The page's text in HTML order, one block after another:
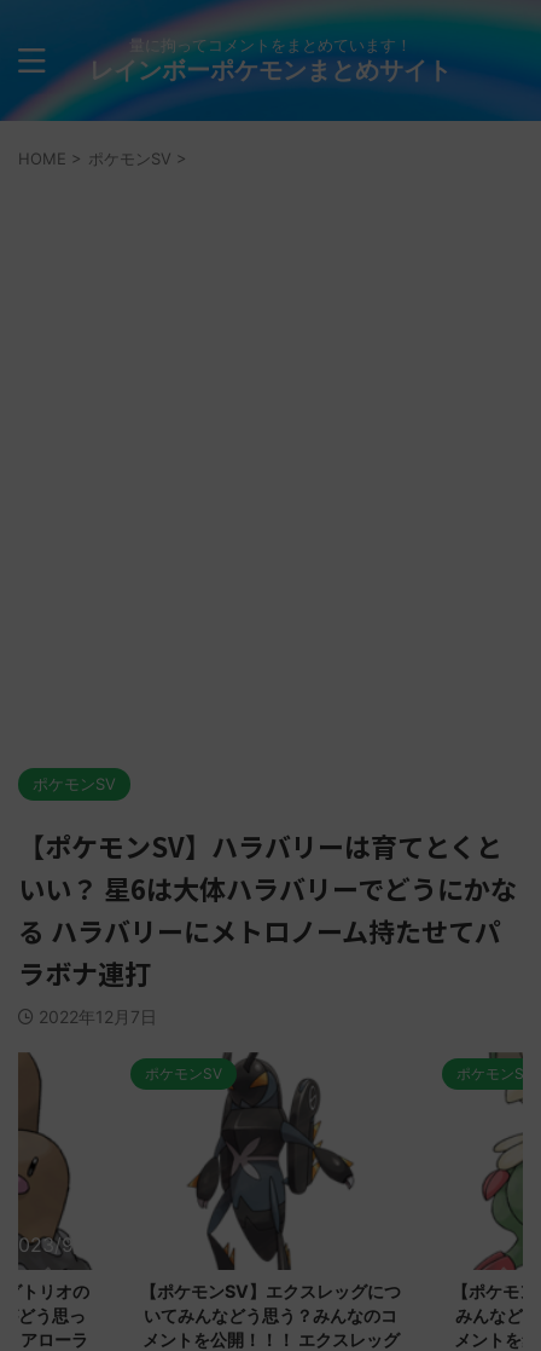
量に拘ってコメントをまとめています！
レインボーポケモンまとめサイト
HOME > ポケモンSV >
ポケモンSV
【ポケモンSV】ハラバリーは育てとくと
いい？ 星6は大体ハラバリーでどうにかな
る ハラバリーにメトロノーム持たせてパ
ラボナ連打
2022年12月7日
2023/9/8
トリオの
どう思っ
アローラ
ポケモンSV
【ポケモンSV】エクスレッグにつ
いてみんなどう思う？みんなのコ
メントを公開！！！ エクスレッグ
ポケモンSV
【ポケモ
みんなど
メントを